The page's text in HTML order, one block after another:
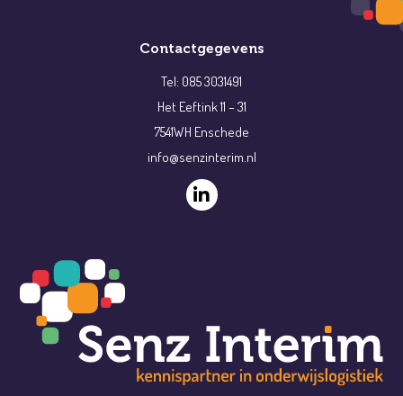
Contactgegevens
Tel: 085 3031491
Het Eeftink 11 – 31
7541WH Enschede
info@senzinterim.nl